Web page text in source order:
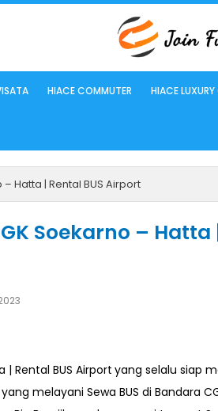
HIACE COMMUTER HIACE
Hatta | Rental BUS Airport
Soekarno – Hatta
| Rental BUS Airport yang selalu siap
melayani Sewa BUS di Bandara